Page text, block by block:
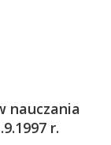
nauczania
r.